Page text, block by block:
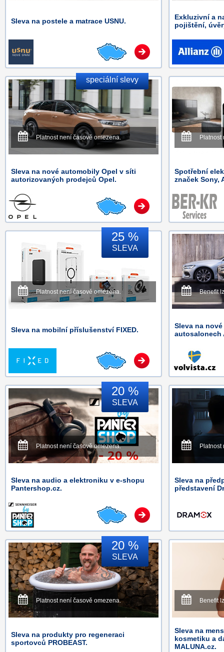
Sleva na postele a matrace USNU.
Exkluzivní a
pojištění,
speciální slevy
Platnost není časově omezena.
Sleva na nové automobily Opel v síti
autorizovaných prodejců Opel.
Platnost
Spotřební
značek Sony,
25 %
SLEVA
Platnost není časově omezena.
Sleva na mobilní příslušenství FIXED.
Benefit
Sleva na
autosalonech
20 %
SLEVA
Platnost není časově omezena.
Sleva na audio a elektroniku v e-shopu
Pantershop.cz.
Platnost
Sleva na
představení
20 %
SLEVA
Platnost není časově omezena.
Sleva na produkty pro regeneraci
sportovců PROBEAST.
Benefit
Sleva na
kosmetiku a
MALUNA.cz.